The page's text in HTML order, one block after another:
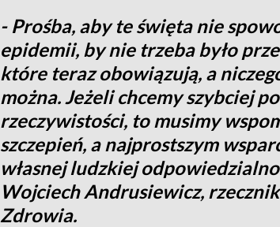
- Prośba, aby te święta nie
epidemii, by nie trzeba było
które teraz obowiązują, a
można. Jeżeli chcemy szybciej
rzeczywistości, to musimy
szczepień, a najprostszym
własnej ludzkiej
Wojciech Andrusiewicz,
Zdrowia.